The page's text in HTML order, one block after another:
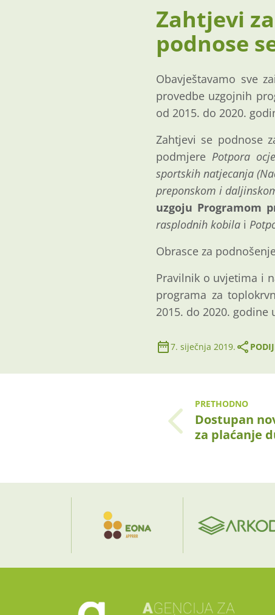
Zahtjevi
podnose
Obavještavamo sve
provedbe uzgojnih
od 2015. do 2020.
Zahtjevi se podnose
podmjere Potpora
sportskih natjecanja
preponskom i
uzgoju Programom
rasplodnih kobila i
Obrasce za
Pravilnik o uvjetima i
programa za
2015. do 2020. godine
7. siječnja 2019.
PRETHODNO
Dostupan
za plaćanje